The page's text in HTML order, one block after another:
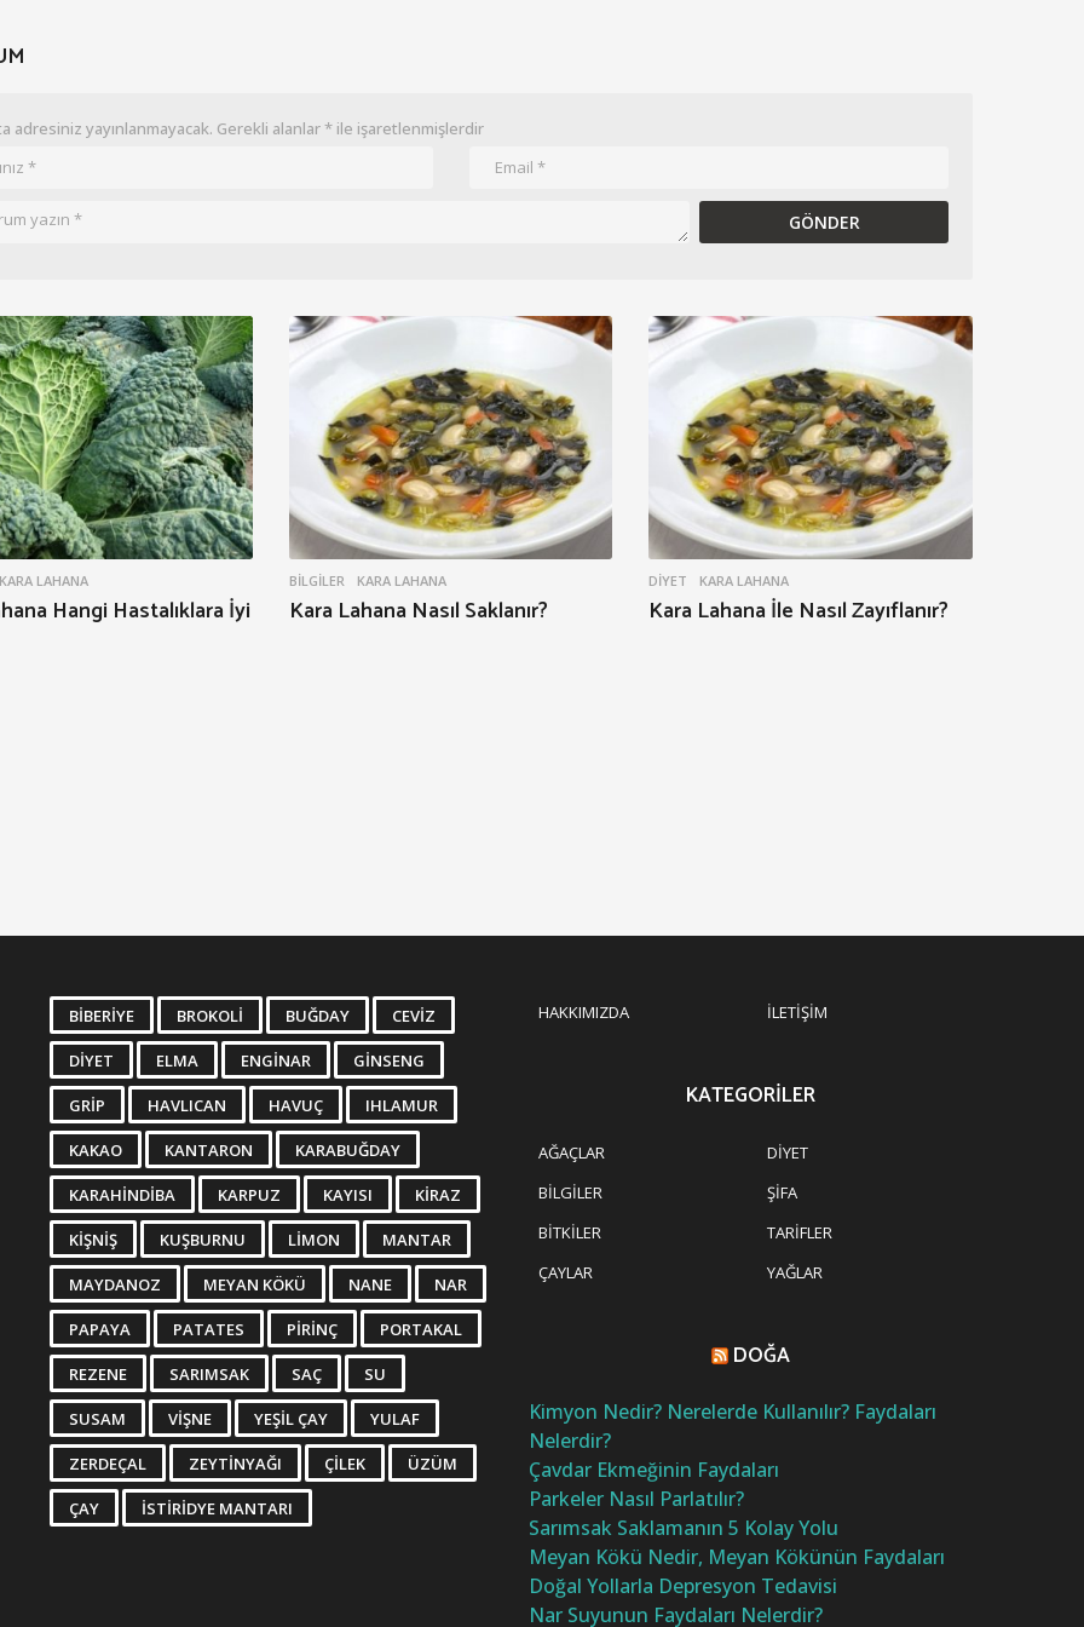
adresiniz yayınlanmayacak. Gerekli alanlar*ile işaretlenmişlerdir
LAHANA
Hangi Hastalıklara İyi
BILGILER KARA LAHANA
Kara Lahana Nasıl Saklanır?
DIYET KARA LAHANA
Kara Lahana İle Nasıl Zayıflanır?
BIBERIYE BROKOLI BUĞDAY CEVIZ
DIYET ELMA ENGINAR GINSENG
GRIP HAVLICAN HAVUÇ IHLAMUR
KAKAO KANTARON KARABUĞDAY
KARAHINDIBA KARPUZ KAYISI KIRAZ
KIŞNIŞ KUŞBURNU LIMON MANTAR
MAYDANOZ MEYAN KÖKÜ NANE NAR
PAPAYA PATATES PIRINÇ PORTAKAL
REZENE SARIMSAK SAÇ SU
SUSAM VIŞNE YEŞIL ÇAY YULAF
ZERDEÇAL ZEYTINYAĞI ÇILEK ÜZÜM
ÇAY İSTIRIDYE MANTARI
HAKKIMIZDA İLETIŞIM
KATEGORILER
AĞAÇLAR
BILGILER
BITKILER
ÇAYLAR
DIYET
ŞIFA
TARIFLER
YAĞLAR
DOĞA
Kimyon Nedir? Nerelerde Kullanılır? Faydaları
Nelerdir?
Çavdar Ekmeğinin Faydaları
Parkeler Nasıl Parlatılır?
Sarımsak Saklamanın 5 Kolay Yolu
Meyan Kökü Nedir, Meyan Kökünün Faydaları
Doğal Yollarla Depresyon Tedavisi
Nar Suyunun Faydaları Nelerdir?